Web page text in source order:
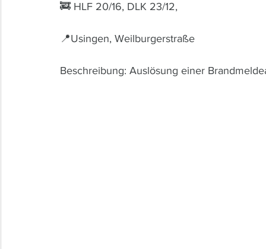
🚒 HLF 20/16, DLK 23/12,
📍Usingen, Weilburgerstraße
Beschreibung: Auslösung einer